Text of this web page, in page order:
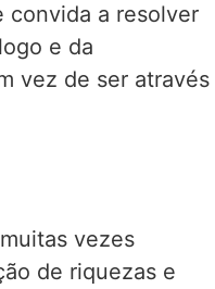
convida a resolver
e da
vez de ser através
vezes
de riquezas e